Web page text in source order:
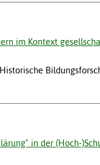
im Kontext
in der (Hoch-